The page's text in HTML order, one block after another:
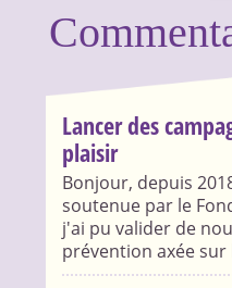
Lancer des
plaisir
Bonjour, depuis
soutenue par le
j'ai pu valider de
prévention axée sur